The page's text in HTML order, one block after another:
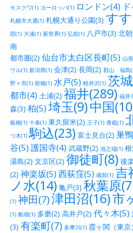
モスクワ(1) ヨーロッパ(1) ロンドン(4)
札幌市大通(1) 札幌大通り公園(3) す
部(1) 大湊(1) 新世界(1) 弘前(1) 八戸市(3) 北
南 三陸
都市圏(2) 仙台市太白区長町(5) 山
ウル(1) 新潟県(1) 会津(2) 長岡(2) 郡山 福島
野々市(1) 前橋(1) 水戸(5) 軽井沢(1) 茨
都市(4) 土浦(2) 福井(289) 福井
森(3) 柏(5)埼玉(9)中国
板橋(1) 十条(1) 東久留米(2) 王子(1) 青砥(1)
つ木(1) 駒込(23) 富士見台(2) 巣
谷(5)護国寺(4) 武蔵野(2) 池之端(1)
湯島(2) 文京区(2) 御徒町(8) 後
(2) 神楽坂(5)西荻窪(5) 蔵前(1) 吉
ノ水(14) 亀戸(3) 秋葉原
(1) 神田(7)津田沼(16)市
(1) 船堀(1) 多磨(2) 高井戸(2) 代々木(5)
(3) 有楽町(7) 多摩川(1) 霞ヶ関（東京